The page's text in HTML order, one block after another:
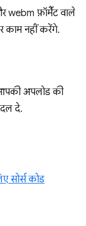
webm फ़ॉर्मैट वाले
काम नहीं करेंगे.
अपलोड की
दे.
सोर्स कोड